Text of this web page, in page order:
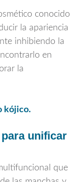
conocido
la apariencia
inhibiendo la
en
la
kójico.
unificar
que